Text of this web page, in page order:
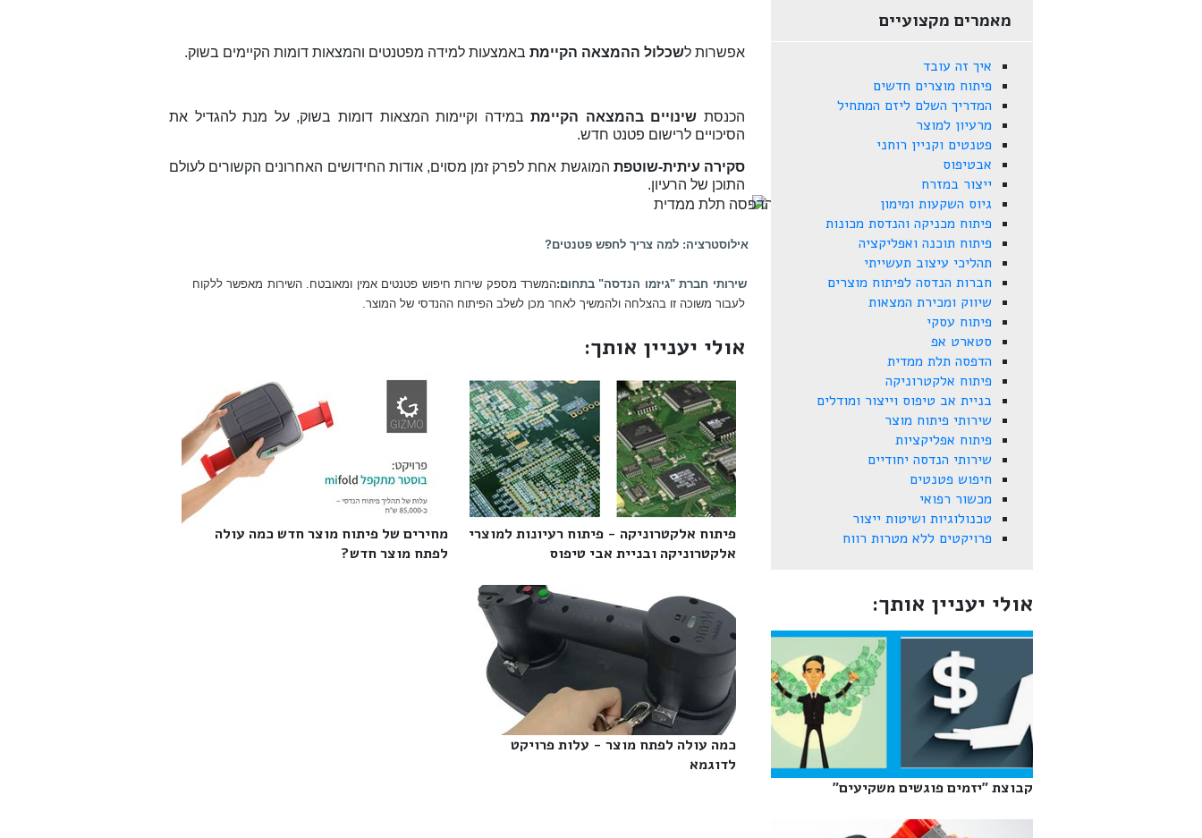
אפשרות לשכלול ההמצאה הקיימת באמצעות למידה מפטנטים והמצאות דומות הקיימים בשוק.
הכנסת שינויים בהמצאה הקיימת במידה וקיימות המצאות דומות בשוק, על מנת להגדיל את
הסיכויים לרישום פטנט חדש.
סקירה עיתית-שוטפת המוגשת אחת לפרק זמן מסוים, אודות החידושים האחרונים הקשורים לעולם
התוכן של הרעיון.
אילוסטרציה: למה צריך לחפש פטנטים?
שירותי חברת "גיזמו הנדסה" בתחום:המשרד מספק שירות חיפוש פטנטים אמין ומאובטח. השירות מאפשר ללקוח
לעבור משוכה זו בהצלחה ולהמשיך לאחר מכן לשלב הפיתוח ההנדסי של המוצר.
אולי יעניין אותך:
פיתוח אלקטרוניקה - פיתוח רעיונות למוצרי
אלקטרוניקה ובניית אבי טיפוס‎
מחירים של פיתוח מוצר חדש כמה עולה
לפתח מוצר חדש?‎
כמה עולה לפתח מוצר - עלות פרויקט
לדוגמא‎
מאמרים מקצועיים
איך זה עובד
פיתוח מוצרים חדשים
המדריך השלם ליזם המתחיל
מרעיון למוצר
פטנטים וקניין רוחני
אבטיפוס
ייצור במזרח
גיוס השקעות ומימון
פיתוח מכניקה והנדסת מכונות
פיתוח תוכנה ואפליקציה
תהליכי עיצוב תעשייתי
חברות הנדסה לפיתוח מוצרים
שיווק ומכירת המצאות
פיתוח עסקי
סטארט אפ
הדפסה תלת ממדית
פיתוח אלקטרוניקה
בניית אב טיפוס וייצור ומודלים
שירותי פיתוח מוצר
פיתוח אפליקציות
שירותי הנדסה יחודיים
חיפוש פטנטים
מכשור רפואי
טכנולוגיות ושיטות ייצור
פרויקטים ללא מטרות רווח
אולי יעניין אותך:
קבוצת "יזמים פוגשים משקיעים"‎